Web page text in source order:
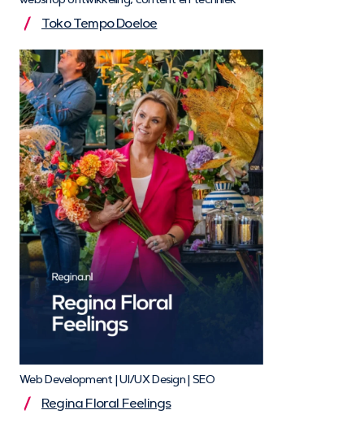
Toko Tempo Doeloe
Web Development | UI/UX Design | SEO
Regina Floral Feelings